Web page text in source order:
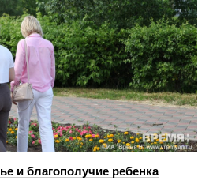
и благополучие ребенка